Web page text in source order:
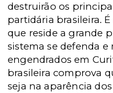
destruirão os
partidária brasileira.
que reside a grande
sistema se defenda
engendrados em
brasileira comprova
seja na aparência